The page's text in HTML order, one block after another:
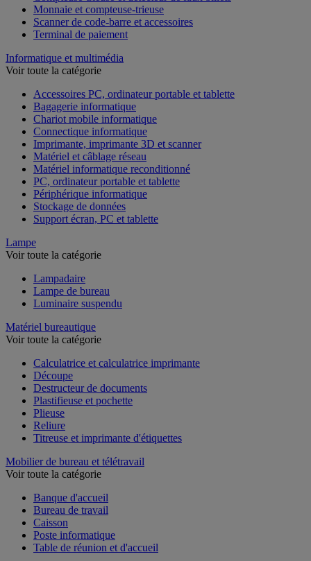
Monnaie et compteuse-trieuse
Scanner de code-barre et accessoires
Terminal de paiement
Informatique et multimédia
Voir toute la catégorie
Accessoires PC, ordinateur portable et tablette
Bagagerie informatique
Chariot mobile informatique
Connectique informatique
Imprimante, imprimante 3D et scanner
Matériel et câblage réseau
Matériel informatique reconditionné
PC, ordinateur portable et tablette
Périphérique informatique
Stockage de données
Support écran, PC et tablette
Lampe
Voir toute la catégorie
Lampadaire
Lampe de bureau
Luminaire suspendu
Matériel bureautique
Voir toute la catégorie
Calculatrice et calculatrice imprimante
Découpe
Destructeur de documents
Plastifieuse et pochette
Plieuse
Reliure
Titreuse et imprimante d'étiquettes
Mobilier de bureau et télétravail
Voir toute la catégorie
Banque d'accueil
Bureau de travail
Caisson
Poste informatique
Table de réunion et d'accueil